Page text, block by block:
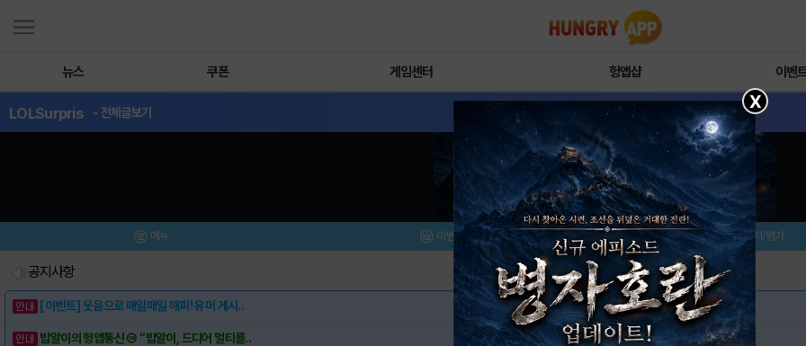
뉴스 쿠폰 게임센터 헝앱샵 이벤
LOLSurpris - 전체글보기
메뉴 이벤트/미션 설치/평가
공지사항
[이벤트] 웃음으로 매일매일 해피! 유머 게시..
밥알이의 헝앱통신 ⑲ “밥알이, 드디어 멀티를..
X